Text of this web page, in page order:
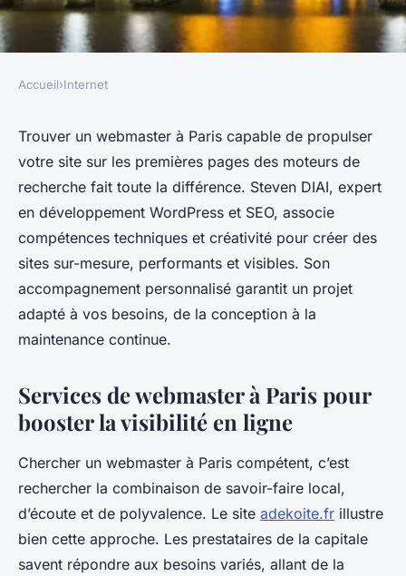
Webmaster à paris : boostez
votre visibilité en ligne
Aaron•26 juillet 2025 •5 min de lecture
Accueil›Internet
Trouver un webmaster à Paris capable de propulser
votre site sur les premières pages des moteurs de
recherche fait toute la différence. Steven DIAI, expert
en développement WordPress et SEO, associe
compétences techniques et créativité pour créer des
sites sur-mesure, performants et visibles. Son
accompagnement personnalisé garantit un projet
adapté à vos besoins, de la conception à la
maintenance continue.
Services de webmaster à Paris pour
booster la visibilité en ligne
Chercher un webmaster à Paris compétent, c’est
rechercher la combinaison de savoir-faire local,
d’écoute et de polyvalence. Le site adekoite.fr illustre
bien cette approche. Les prestataires de la capitale
savent répondre aux besoins variés, allant de la